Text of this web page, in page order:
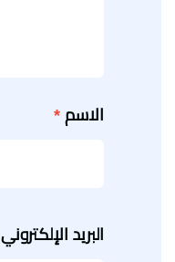
الاسم *
البريد الإلكتروني